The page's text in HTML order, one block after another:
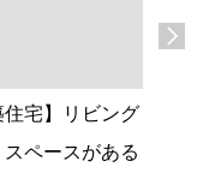
住宅】リビング
ペースがある